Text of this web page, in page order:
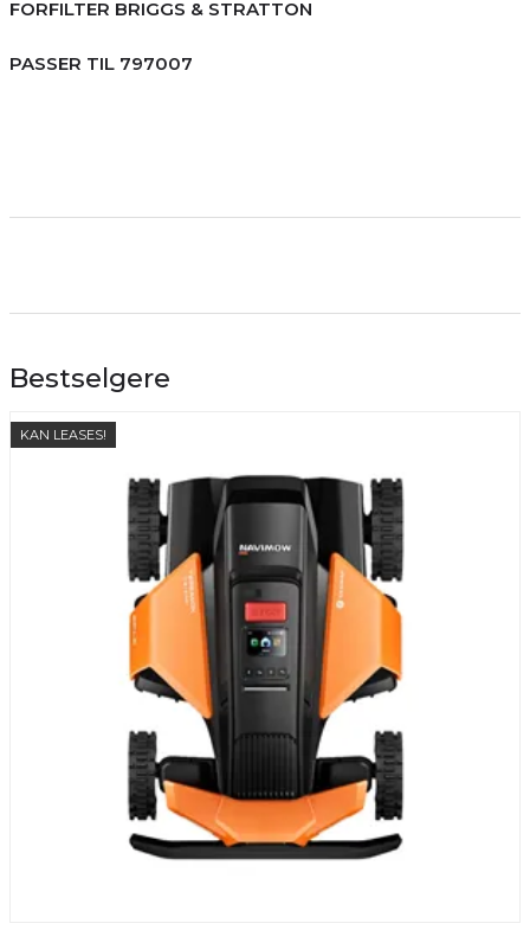
FORFILTER BRIGGS & STRATTON
PASSER TIL 797007
Bestselgere
KAN LEASES!